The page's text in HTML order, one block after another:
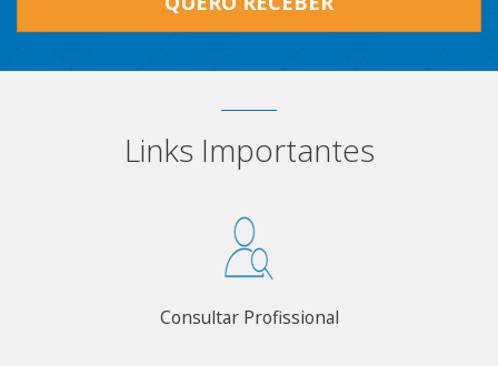
Links Importantes
Consultar Profissional